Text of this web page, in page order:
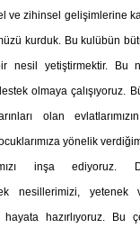
ve zihinsel gelişimlerine
kurduk. Bu kulübün
nesil yetiştirmektir. Bu
olmaya çalışıyoruz.
olan
yönelik
inşa ediyoruz.
nesillerimizi,
hazırlıyoruz. Bu